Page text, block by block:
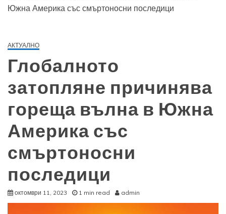
Южна Америка със смъртоносни последици
АКТУАЛНО
Глобалното
затопляне причинява
гореща вълна в Южна
Америка със
смъртоносни
последици
октомври 11, 2023 1 min read admin